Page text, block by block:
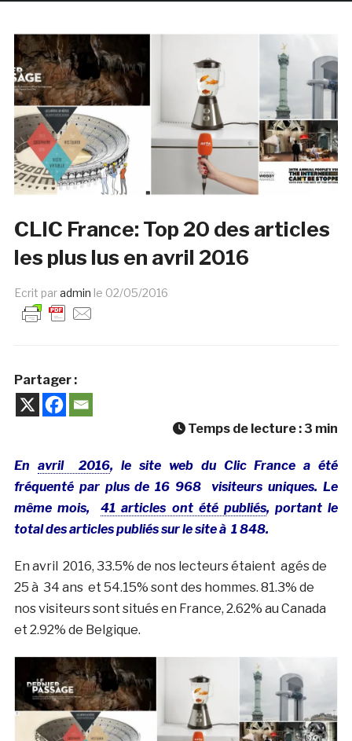
CLIC France: Top 20 des articles
les plus lus en avril 2016
Ecrit paradmin le 02/05/2016
Partager :
Temps de lecture : 3 min
En avril 2016, le site web du Clic France a été
fréquenté par plus de 16 968 visiteurs uniques. Le
même mois,41 articles ont été publiés, portant le
total des articles publiés sur le site à 1 848.
En avril 2016, 33.5% de nos lecteurs étaient agés de
25 à 34 ans et 54.15% sont des hommes. 81.3% de
nos visiteurs sont situés en France, 2.62% au Canada
et 2.92% de Belgique.